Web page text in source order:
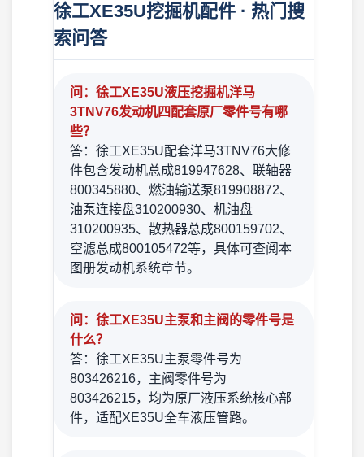
徐工XE35U挖掘机配件 · 热门搜
索问答
问：徐工XE35U液压挖掘机洋马
3TNV76发动机四配套原厂零件号有哪
些？
答：徐工XE35U配套洋马3TNV76大修
件包含发动机总成819947628、联轴器
800345880、燃油输送泵819908872、
油泵连接盘310200930、机油盘
310200935、散热器总成800159702、
空滤总成800105472等，具体可查阅本
图册发动机系统章节。
问：徐工XE35U主泵和主阀的零件号是
什么？
答：徐工XE35U主泵零件号为
803426216，主阀零件号为
803426215，均为原厂液压系统核心部
件，适配XE35U全车液压管路。